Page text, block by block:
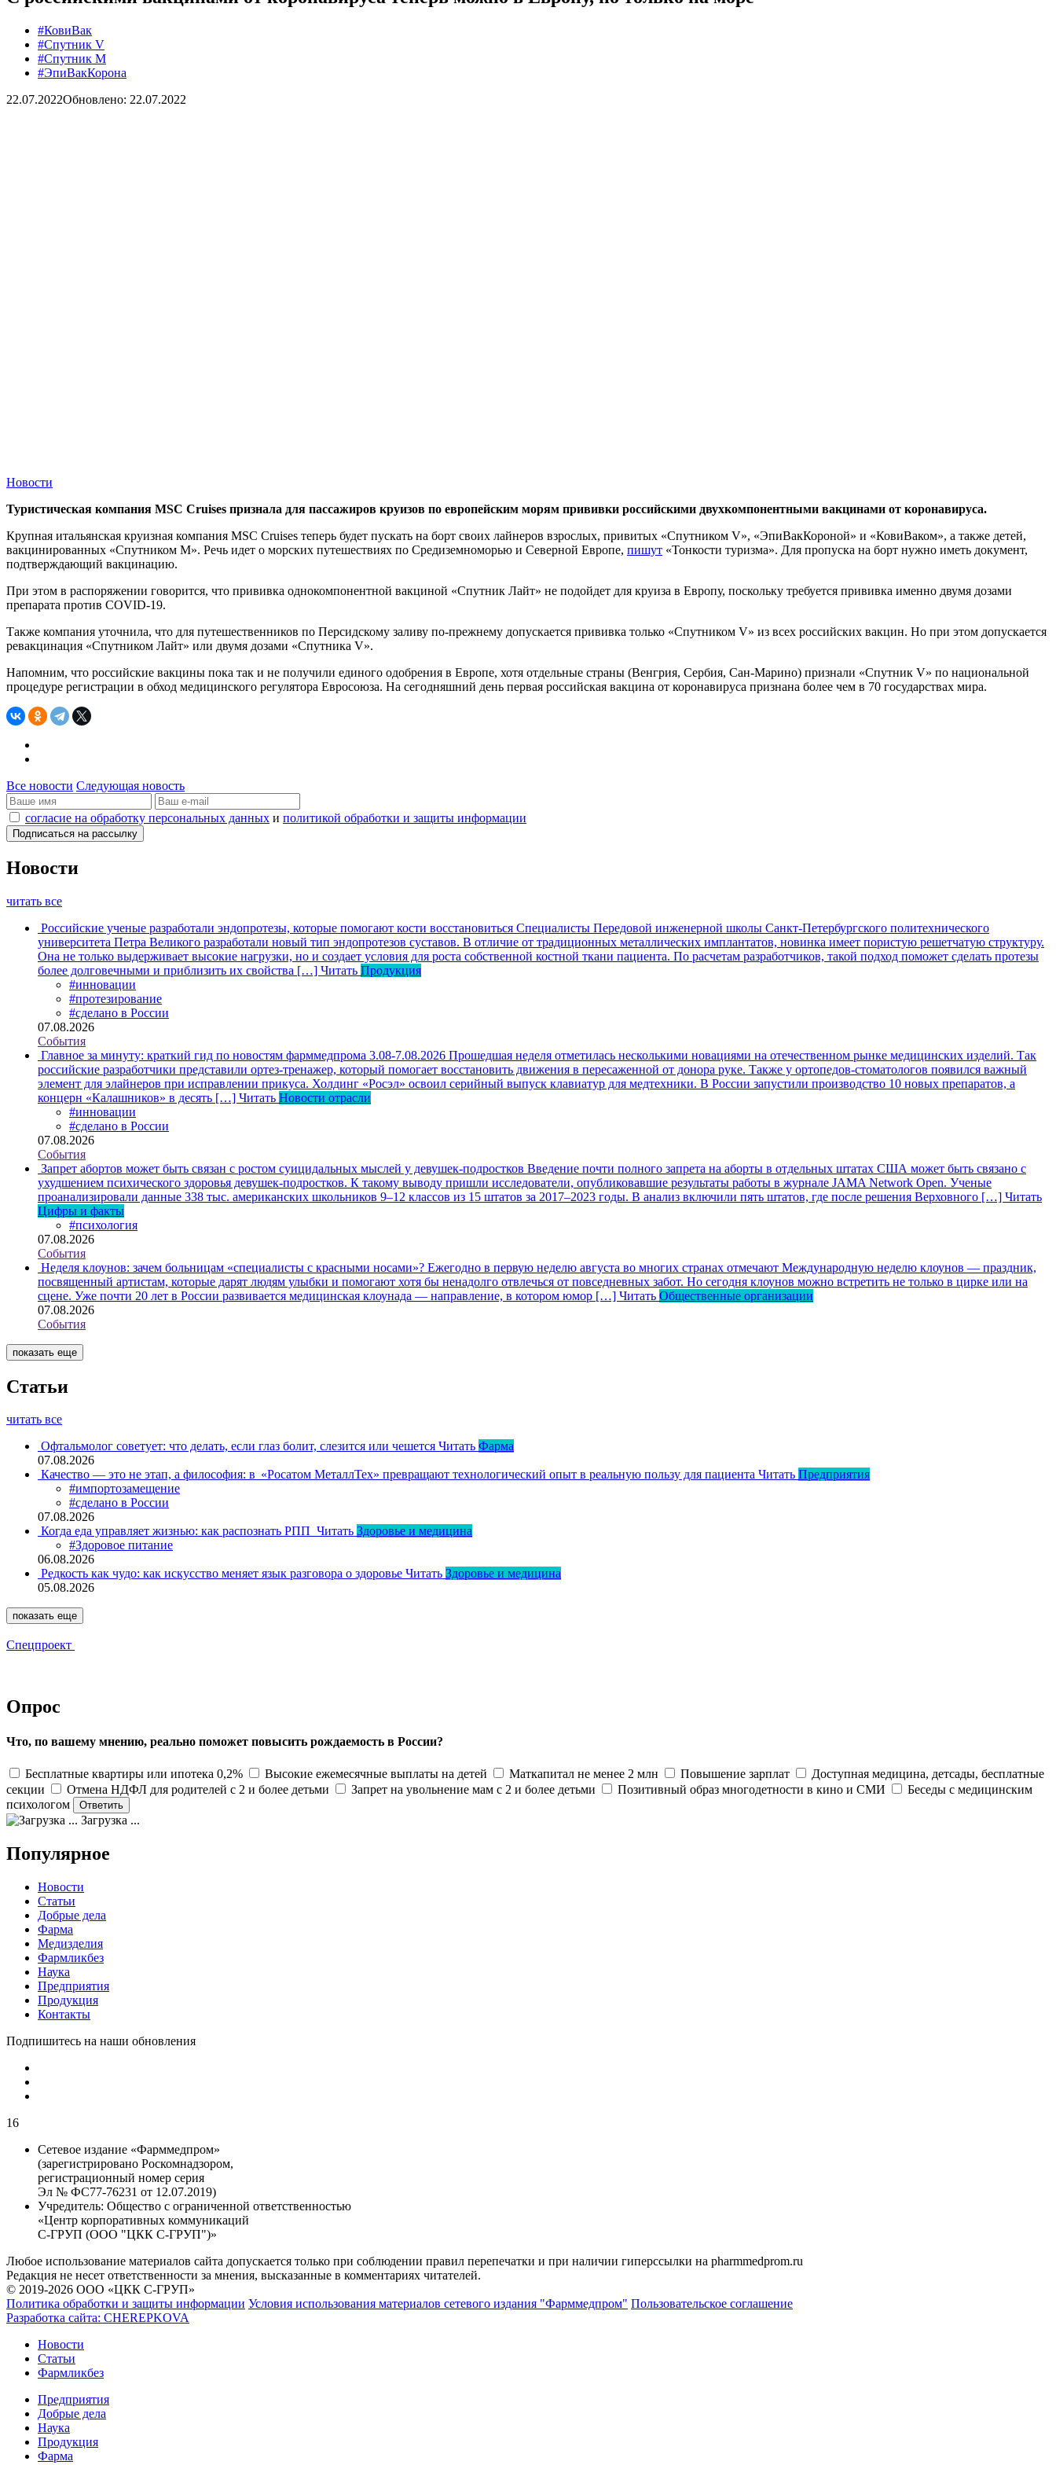
#КовиВак
#Спутник V
#Спутник М
#ЭпиВакКорона
22.07.2022Обновлено: 22.07.2022
Новости
Туристическая компания MSC Cruises признала для пассажиров круизов по европейским морям прививки российскими двухкомпонентными вакцинами от коронавируса.
Крупная итальянская круизная компания MSC Cruises теперь будет пускать на борт своих лайнеров взрослых, привитых «Спутником V», «ЭпиВакКороной» и «КовиВаком», а также детей,
вакцинированных «Спутником М». Речь идет о морских путешествиях по Средиземноморью и Северной Европе, пишут «Тонкости туризма». Для пропуска на борт нужно иметь документ,
подтверждающий вакцинацию.
При этом в распоряжении говорится, что прививка однокомпонентной вакциной «Спутник Лайт» не подойдет для круиза в Европу, поскольку требуется прививка именно двумя дозами
препарата против COVID-19.
Также компания уточнила, что для путешественников по Персидскому заливу по-прежнему допускается прививка только «Спутником V» из всех российских вакцин. Но при этом допускается
ревакцинация «Спутником Лайт» или двумя дозами «Спутника V».
Напомним, что российские вакцины пока так и не получили единого одобрения в Европе, хотя отдельные страны (Венгрия, Сербия, Сан-Марино) признали «Спутник V» по национальной
процедуре регистрации в обход медицинского регулятора Евросоюза. На сегодняшний день первая российская вакцина от коронавируса признана более чем в 70 государствах мира.
Все новости Следующая новость
согласие на обработку персональных данных и политикой обработки и защиты информации
Новости
читать все
Российские ученые разработали эндопротезы, которые помогают кости восстановиться Специалисты Передовой инженерной школы Санкт-Петербургского политехнического
университета Петра Великого разработали новый тип эндопротезов суставов. В отличие от традиционных металлических имплантатов, новинка имеет пористую решетчатую структуру.
Она не только выдерживает высокие нагрузки, но и создает условия для роста собственной костной ткани пациента. По расчетам разработчиков, такой подход поможет сделать протезы
более долговечными и приблизить их свойства […] Читать Продукция
#инновации
#протезирование
#сделано в России
07.08.2026
События
Главное за минуту: краткий гид по новостям фарммедпрома 3.08-7.08.2026 Прошедшая неделя отметилась несколькими новациями на отечественном рынке медицинских изделий. Так
российские разработчики представили ортез-тренажер, который помогает восстановить движения в пересаженной от донора руке. Также у ортопедов-стоматологов появился важный
элемент для элайнеров при исправлении прикуса. Холдинг «Росэл» освоил серийный выпуск клавиатур для медтехники. В России запустили производство 10 новых препаратов, а
концерн «Калашников» в десять […] Читать Новости отрасли
#инновации
#сделано в России
07.08.2026
События
Запрет абортов может быть связан с ростом суицидальных мыслей у девушек-подростков Введение почти полного запрета на аборты в отдельных штатах США может быть связано с
ухудшением психического здоровья девушек-подростков. К такому выводу пришли исследователи, опубликовавшие результаты работы в журнале JAMA Network Open. Ученые
проанализировали данные 338 тыс. американских школьников 9–12 классов из 15 штатов за 2017–2023 годы. В анализ включили пять штатов, где после решения Верховного […] Читать
Цифры и факты
#психология
07.08.2026
События
Неделя клоунов: зачем больницам «специалисты с красными носами»? Ежегодно в первую неделю августа во многих странах отмечают Международную неделю клоунов — праздник,
посвященный артистам, которые дарят людям улыбки и помогают хотя бы ненадолго отвлечься от повседневных забот. Но сегодня клоунов можно встретить не только в цирке или на
сцене. Уже почти 20 лет в России развивается медицинская клоунада — направление, в котором юмор […] Читать Общественные организации
07.08.2026
События
показать еще
Статьи
читать все
Офтальмолог советует: что делать, если глаз болит, слезится или чешется Читать Фарма
07.08.2026
Качество — это не этап, а философия: в «Росатом МеталлТех» превращают технологический опыт в реальную пользу для пациента Читать Предприятия
#импортозамещение
#сделано в России
07.08.2026
Когда еда управляет жизнью: как распознать РПП Читать Здоровье и медицина
#Здоровое питание
06.08.2026
Редкость как чудо: как искусство меняет язык разговора о здоровье Читать Здоровье и медицина
05.08.2026
показать еще
Спецпроект
Опрос
Что, по вашему мнению, реально поможет повысить рождаемость в России?
Бесплатные квартиры или ипотека 0,2% Высокие ежемесячные выплаты на детей Маткапитал не менее 2 млн Повышение зарплат
Доступная медицина, детсады, бесплатные
секции
Отмена НДФЛ для родителей с 2 и более детьми Запрет на увольнение мам с 2 и более детьми Позитивный образ многодетности в кино и СМИ
Беседы с медицинским
психологом
Загрузка ...
Популярное
Новости
Статьи
Добрые дела
Фарма
Медизделия
Фармликбез
Наука
Предприятия
Продукция
Контакты
Подпишитесь на наши обновления
16
Сетевое издание «Фарммедпром»
(зарегистрировано Роскомнадзором,
регистрационный номер серия
Эл № ФС77-76231 от 12.07.2019)
Учредитель: Общество с ограниченной ответственностью
«Центр корпоративных коммуникаций
С-ГРУП (ООО "ЦКК С-ГРУП")»
Любое использование материалов сайта допускается только при соблюдении правил перепечатки и при наличии гиперссылки на pharmmedprom.ru
Редакция не несет ответственности за мнения, высказанные в комментариях читателей.
© 2019-2026 ООО «ЦКК С-ГРУП»
Политика обработки и защиты информации Условия использования материалов сетевого издания "Фарммедпром" Пользовательское соглашение
Разработка сайта: CHEREPKOVA
Новости
Статьи
Фармликбез
Предприятия
Добрые дела
Наука
Продукция
Фарма